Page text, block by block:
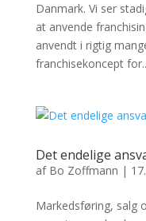
Danmark. Vi ser
at anvende
anvendt i rigtig
franchisekoncept
Det endelige
af Bo Zoffmann |
Markedsføring, salg